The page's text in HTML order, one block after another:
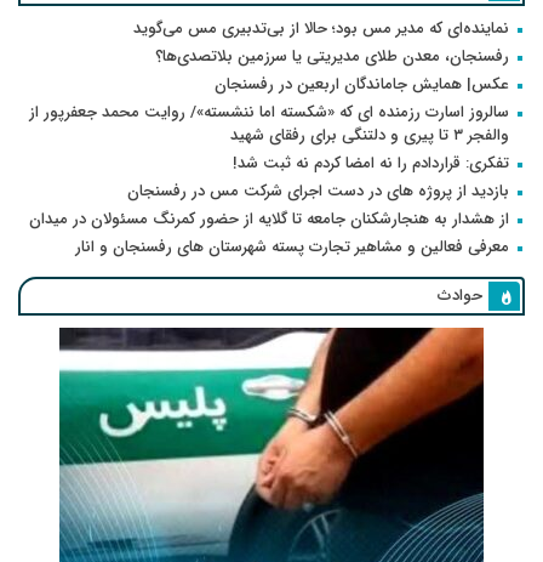
نماینده‌ای که مدیر مس بود؛ حالا از بی‌تدبیری مس می‌گوید
رفسنجان، معدن طلای مدیریتی یا سرزمین بلاتصدی‌ها؟
عکس| همایش جاماندگان اربعین در رفسنجان
سالروز اسارت رزمنده ای که «شکسته اما ننشسته»/ روایت محمد جعفرپور از
والفجر ۳ تا پیری و دلتنگی برای رفقای شهید
تفکری: قراردادم را نه امضا کردم نه ثبت شد!
بازدید از پروژه های در دست اجرای شرکت مس در رفسنجان
از هشدار به هنجارشکنان جامعه تا گلایه از حضور کمرنگ مسئولان در میدان
معرفی فعالین و مشاهیر تجارت پسته شهرستان های رفسنجان و انار
حوادث